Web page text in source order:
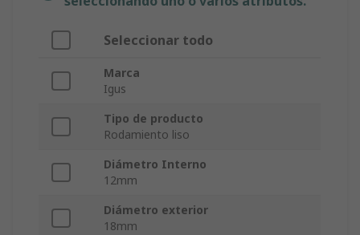
Seleccionar todo
Marca
Igus
Tipo de producto
Rodamiento liso
Diámetro Interno
12mm
Diámetro exterior
18mm